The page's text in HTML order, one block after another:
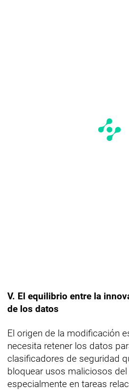
V. El equilibrio entre la
de los datos
El origen de la modificación
necesita retener los datos
clasificadores de seguridad
bloquear usos maliciosos
especialmente en tareas